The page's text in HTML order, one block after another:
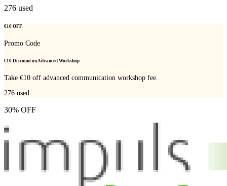
276 used
€10 OFF
Promo Code
€10 Discount on Advanced Workshop
Take €10 off advanced communication workshop fee.
276 used
30% OFF